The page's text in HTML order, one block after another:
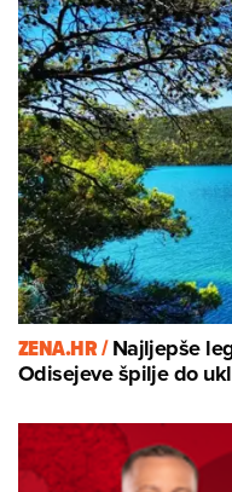
ZENA.HR /Najljepše
Odisejeve špilje do